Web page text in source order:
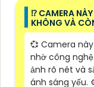
⁉️ CAMERA
KHÔNG VÀ
💞 Camera
nhờ công
ảnh rõ nét và
ánh sáng yếu.